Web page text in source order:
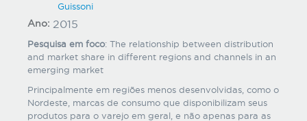
Guissoni
Ano: 2015
Pesquisa em foco: The relationship between distribution
and market share in different regions and channels in an
emerging market
Principalmente em regiões menos desenvolvidas, como o
Nordeste, marcas de consumo que disponibilizam seus
produtos para o varejo em geral, e não apenas para as